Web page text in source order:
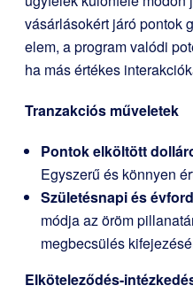
vásárlásokért járó pontok
elem, a program valódi
ha más értékes
Tranzakciós műveletek
Pontok elköltött
Egyszerű és könnyen
Születésnapi és
módja az öröm
megbecsülés
Elköteleződés-